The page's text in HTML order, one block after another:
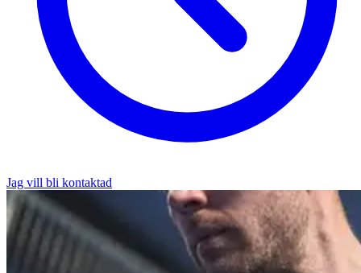
Jag vill bli kontaktad